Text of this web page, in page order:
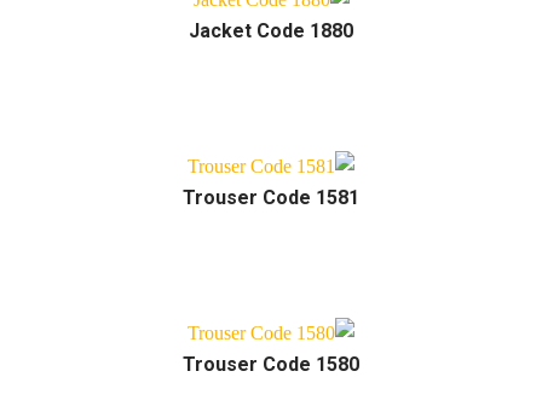
Jacket Code 1880
Trouser Code 1581
Trouser Code 1580